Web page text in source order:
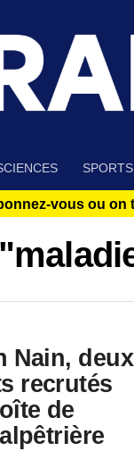
SPORTS
vous ou on
Nain, deux
recrutés
de